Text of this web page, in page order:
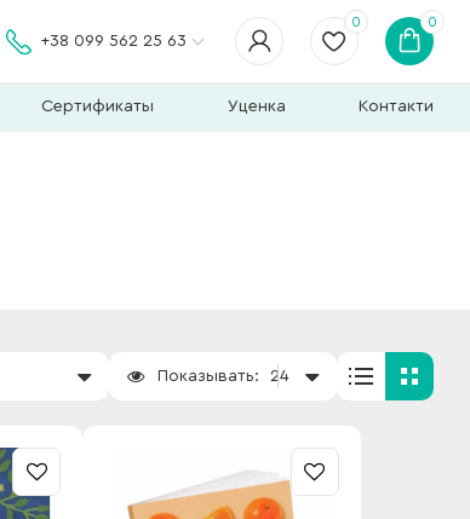
+38 099 562 25 63
0 0
Сертификаты Уценка Контакти
Показывать: 24